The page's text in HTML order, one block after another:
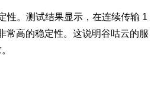
性。测试结果显示，在连续传输 1
常高的稳定性。这说明谷咕云的服